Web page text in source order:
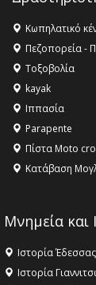
Κωπηλατικό
Πεζοπορεία -
Τοξοβολία
kayak
Ιππασία
Parapente
Πίστα Moto
Κατάβαση
Μνημεία και
Ιστορία Έδεσσας
Ιστορία